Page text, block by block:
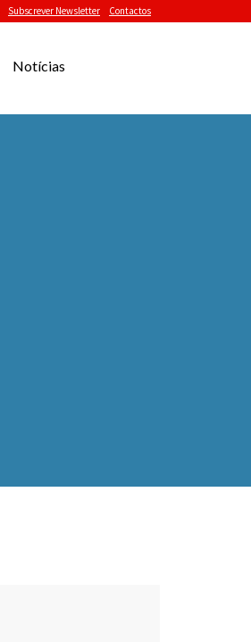
Subscrever Newsletter Contactos
Notícias